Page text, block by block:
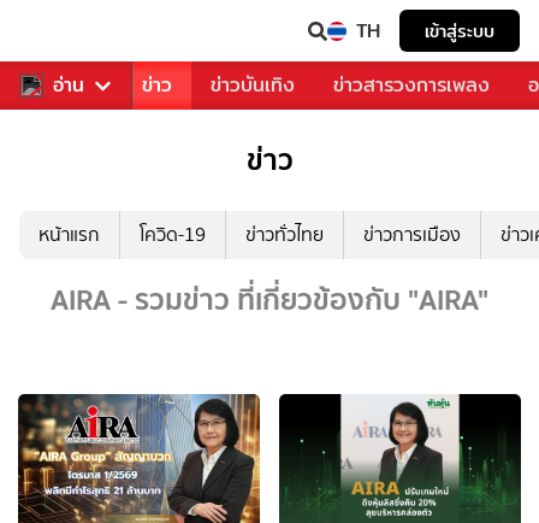
TH เข้าสู่ระบบ
อ่าน
คุณ กีฬา ข่าว ข่าวบันเทิง ข่าวสารวงการเพลง
ข่าว
หน้าแรก โควิด-19 ข่าวทั่วไทย ข่าวการเมือง ข่าว
AIRA - รวมข่าว ที่เกี่ยวข้องกับ "AIRA"